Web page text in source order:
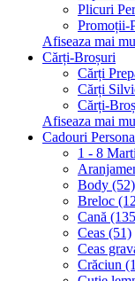
Plicuri
Promoții-
Afiseaza mai
Cărți-Broșuri
Cărți
Cărți
Cărți-
Afiseaza mai
Cadouri
1 - 8
Body (52)
Breloc
Cană
Ceas (51)
Ceas
Crăciun